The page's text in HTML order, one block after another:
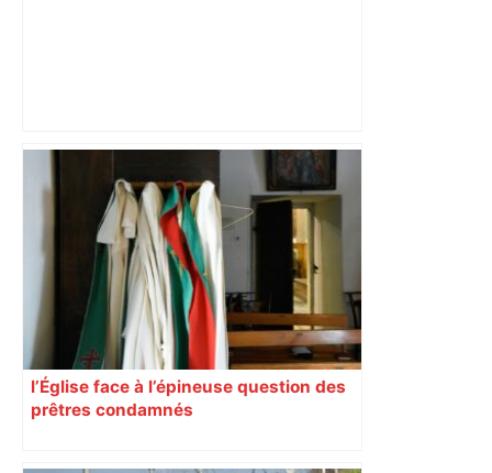
Après la fusion avec la liste PS
Toulouse, le candidat LFI salue "une
dynamique qui nous oblige à la
responsabilité" – Franceinfo
l’Église face à l’épineuse question des
prêtres condamnés